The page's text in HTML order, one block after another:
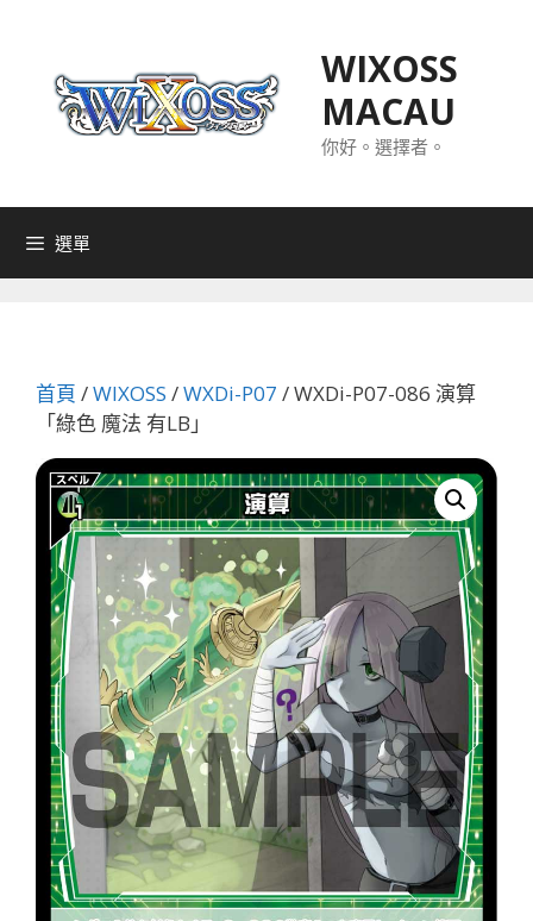
WIXOSS
MACAU
你好。選擇者。
選單
首頁 /WIXOSS /WXDi-P07 / WXDi-P07-086 演算
「綠色 魔法 有LB」